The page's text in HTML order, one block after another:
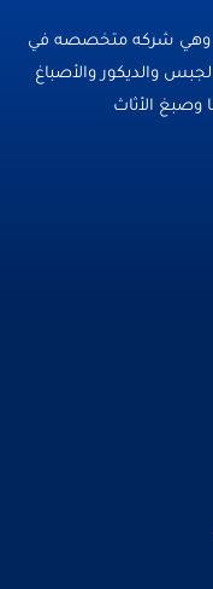
. وهي شركه متخصصه في
والديكور والأصباغ
وصبغ الأثاث